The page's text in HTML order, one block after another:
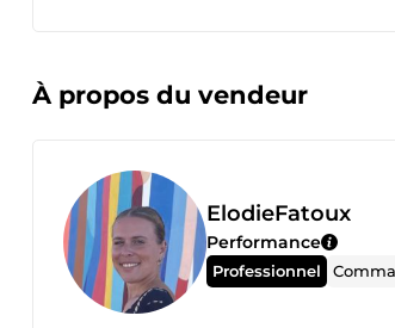
À propos du vendeur
ElodieFatoux
Performance
Professionnel